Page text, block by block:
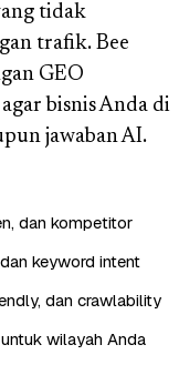
tidak
trafik. Bee
GEO
bisnis Anda di
jawaban AI.
dan kompetitor
keyword intent
dan crawlability
wilayah Anda